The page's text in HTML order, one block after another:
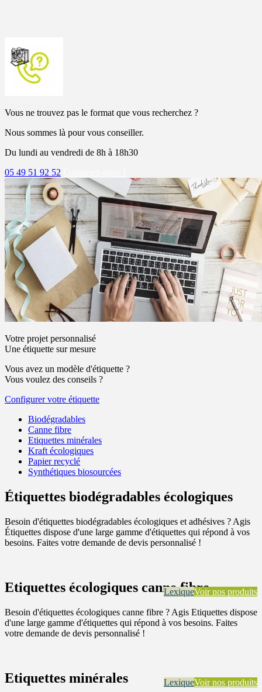
Vous ne trouvez pas le format que vous recherchez ?
Nous sommes là pour vous conseiller.
Du lundi au vendredi de 8h à 18h30
05 49 51 92 52
Votre projet personnalisé
Une étiquette sur mesure
Vous avez un modèle d'étiquette ?
Vous voulez des conseils ?
Configurer votre étiquette
Biodégradables
Canne fibre
Etiquettes minérales
Kraft écologiques
Papier recyclé
Synthétiques biosourcées
Étiquettes biodégradables écologiques
Besoin d'étiquettes biodégradables écologiques et adhésives ? Agis
Étiquettes dispose d'une large gamme d'étiquettes qui répond à vos
besoins. Faites votre demande de devis personnalisé !
LexiqueVoir nos produits
Etiquettes écologiques canne fibre
Besoin d'étiquettes écologiques canne fibre ? Agis Etiquettes dispose
d'une large gamme d'étiquettes qui répond à vos besoins. Faites
votre demande de devis personnalisé !
LexiqueVoir nos produits
Etiquettes minérales